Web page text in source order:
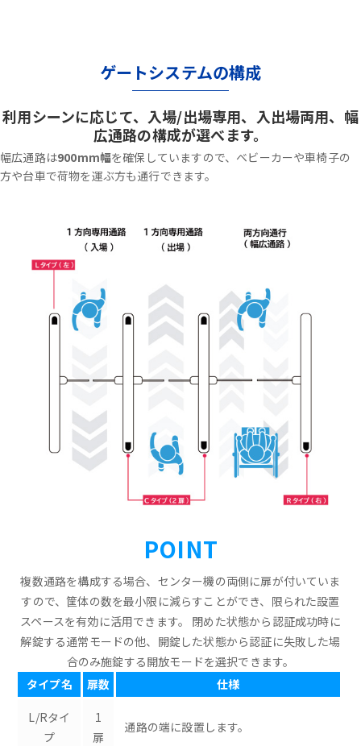
ゲートシステムの構成
利用シーンに応じて、入場/出場専用、入出場両用、幅
広通路の構成が選べます。
幅広通路は900mm幅を確保していますので、ベビーカーや車椅子の
方や台車で荷物を運ぶ方も通行できます。
POINT
複数通路を構成する場合、センター機の両側に扉が付いていま
すので、筐体の数を最小限に減らすことができ、限られた設置
スペースを有効に活用できます。 閉めた状態から認証成功時に
解錠する通常モードの他、開錠した状態から認証に失敗した場
合のみ施錠する開放モードを選択できます。
タイプ名
扉数 仕様
L/Rタイ
プ
1
扉
通路の端に設置します。